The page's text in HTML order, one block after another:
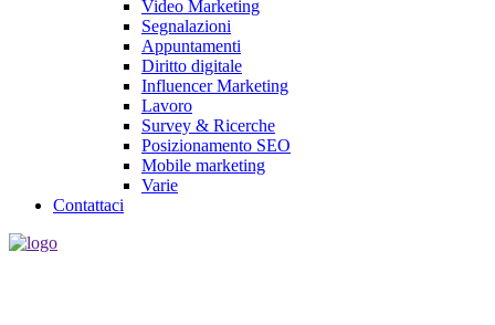
Video Marketing
Segnalazioni
Appuntamenti
Diritto digitale
Influencer Marketing
Lavoro
Survey & Ricerche
Posizionamento SEO
Mobile marketing
Varie
Contattaci